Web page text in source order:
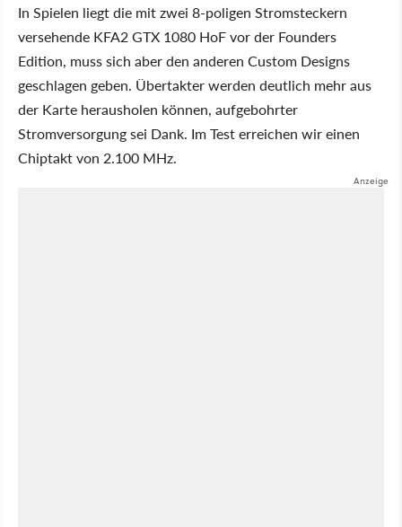
In Spielen liegt die mit zwei 8-poligen Stromsteckern
versehende KFA2 GTX 1080 HoF vor der Founders
Edition, muss sich aber den anderen Custom Designs
geschlagen geben. Übertakter werden deutlich mehr aus
der Karte herausholen können, aufgebohrter
Stromversorgung sei Dank. Im Test erreichen wir einen
Chiptakt von 2.100 MHz.